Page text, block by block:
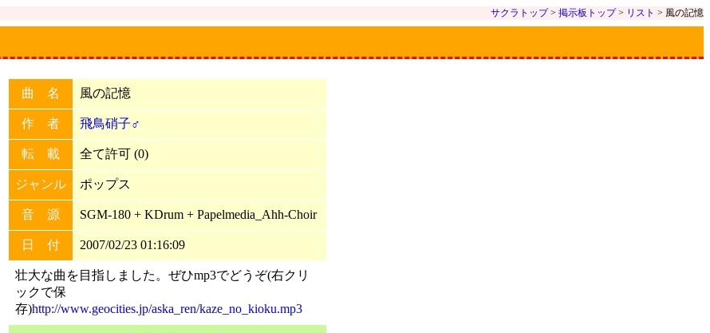
サクラトップ> 掲示板トップ> リスト > 風の記憶
曲 名 風の記憶
作 者 飛鳥硝子♂
転 載 全て許可 (0)
ジャンル ポップス
音 源 SGM-180 + KDrum + Papelmedia_Ahh-Choir
日 付 2007/02/23 01:16:09
壮大な曲を目指しました。ぜひmp3でどうぞ(右クリ
ックで保
存)http://www.geocities.jp/aska_ren/kaze_no_kioku.mp3